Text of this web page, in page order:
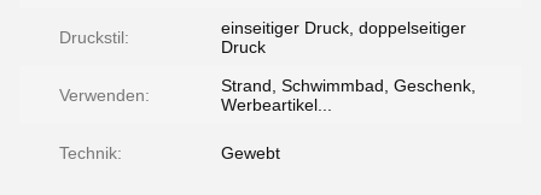
Druckstil:
einseitiger Druck, doppelseitiger
Druck
Verwenden:
Strand, Schwimmbad, Geschenk,
Werbeartikel...
Technik: Gewebt